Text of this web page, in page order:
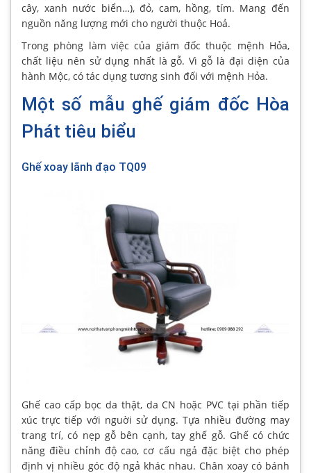
cây, xanh nước biển…), đỏ, cam, hồng, tím. Mang đến
nguồn năng lượng mới cho người thuộc Hoả.
Trong phòng làm việc của giám đốc thuộc mệnh Hỏa,
chất liệu nên sử dụng nhất là gỗ. Vì gỗ là đại diện của
hành Mộc, có tác dụng tương sinh đối với mệnh Hỏa.
Một số mẫu ghế giám đốc Hòa
Phát tiêu biểu
Ghế xoay lãnh đạo TQ09
Ghế cao cấp bọc da thật, da CN hoặc PVC tại phần tiếp
xúc trực tiếp với nguời sử dụng. Tựa nhiều đường may
trang trí, có nẹp gỗ bên cạnh, tay ghế gỗ. Ghế có chức
năng điều chỉnh độ cao, cơ cấu ngả đặc biệt cho phép
định vị nhiều góc độ ngả khác nhau. Chân xoay có bánh